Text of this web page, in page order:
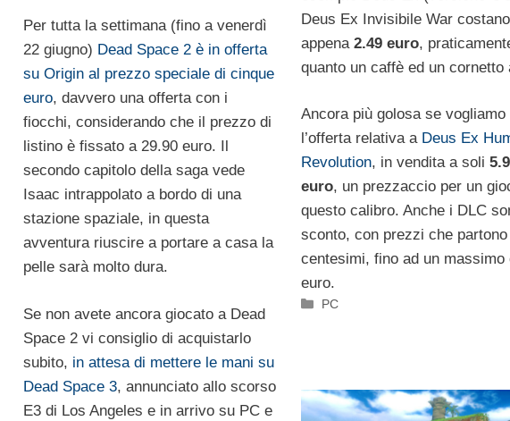
Deus Ex Invisibile War costano
appena 2.49 euro,
quanto un caffè ed un cornetto
Ancora più golosa se vogliamo
l’offerta relativa a Deus Ex
Revolution, in vendita a soli
euro, un prezzaccio per un
questo calibro. Anche i DLC
sconto, con prezzi che partono
centesimi, fino ad un massimo
euro.
Categorie
PC
Per tutta la settimana (fino a venerdì
22 giugno) Dead Space 2 è in offerta
su Origin al prezzo speciale di cinque
euro, davvero una offerta con i
fiocchi, considerando che il prezzo di
listino è fissato a 29.90 euro. Il
secondo capitolo della saga vede
Isaac intrappolato a bordo di una
stazione spaziale, in questa
avventura riuscire a portare a casa la
pelle sarà molto dura.
Se non avete ancora giocato a Dead
Space 2 vi consiglio di acquistarlo
subito, in attesa di mettere le mani su
Dead Space 3, annunciato allo scorso
E3 di Los Angeles e in arrivo su PC e